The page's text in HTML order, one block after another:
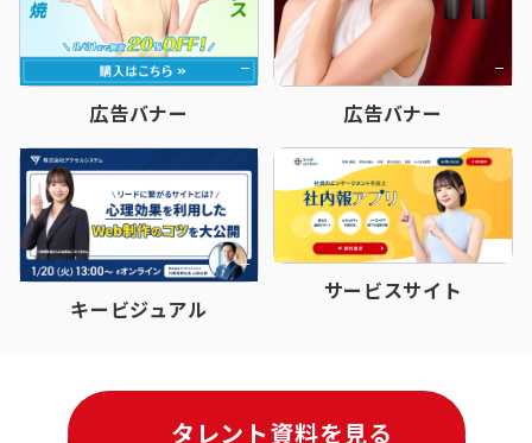
広告バナー 広告バナー
キービジュアル
サービスサイト
タレント資料を見る